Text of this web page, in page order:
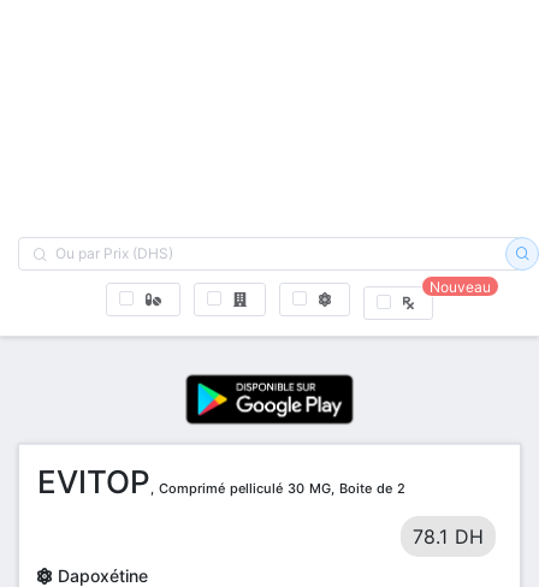
Nouveau
EVITOP, Comprimé pelliculé 30 MG, Boite de 2
78.1 DH
Dapoxétine